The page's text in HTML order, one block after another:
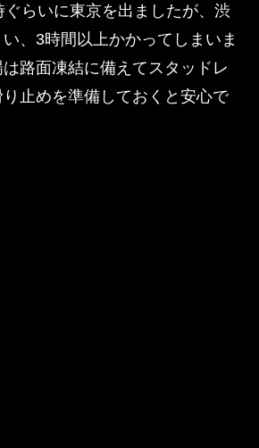
らいに東京を出ましたが、渋
、3時間以上かかってしまいま
路面凍結に備えてスタッドレ
止めを準備しておくと安心で